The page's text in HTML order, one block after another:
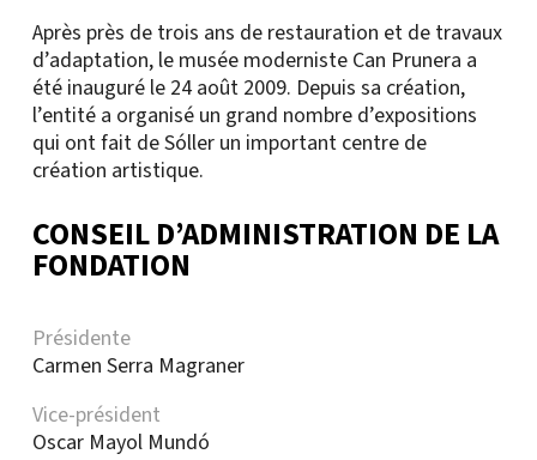
Après près de trois ans de restauration et de travaux
d’adaptation, le musée moderniste Can Prunera a
été inauguré le 24 août 2009. Depuis sa création,
l’entité a organisé un grand nombre d’expositions
qui ont fait de Sóller un important centre de
création artistique.
CONSEIL D’ADMINISTRATION DE LA
FONDATION
Présidente
Carmen Serra Magraner
Vice-président
Oscar Mayol Mundó